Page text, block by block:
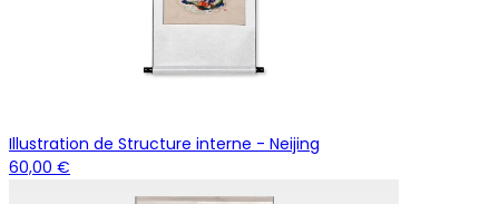
Illustration de Structure interne - Neijing
60,00 €